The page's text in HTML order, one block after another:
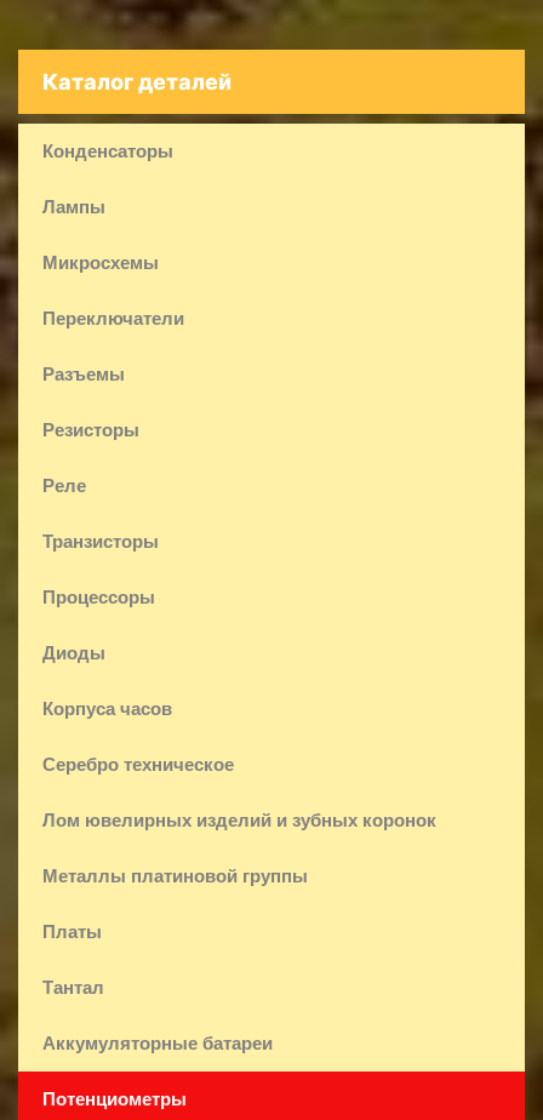
Каталог деталей
Конденсаторы
Лампы
Микросхемы
Переключатели
Разъемы
Резисторы
Реле
Транзисторы
Процессоры
Диоды
Корпуса часов
Серебро техническое
Лом ювелирных изделий и зубных коронок
Металлы платиновой группы
Платы
Тантал
Аккумуляторные батареи
Потенциометры